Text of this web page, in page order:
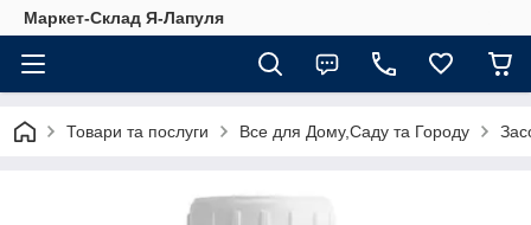
Маркет-Склад Я-Лапуля
Товари та послуги Все для Дому,Саду та Городу